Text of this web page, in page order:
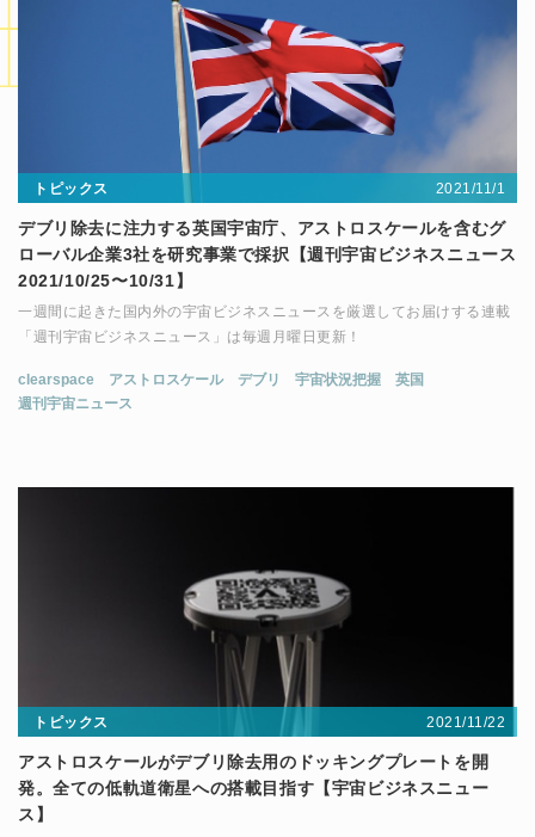
トピックス 2021/11/1
デブリ除去に注力する英国宇宙庁、アストロスケールを含むグ
ローバル企業3社を研究事業で採択【週刊宇宙ビジネスニュース
2021/10/25〜10/31】
一週間に起きた国内外の宇宙ビジネスニュースを厳選してお届けする連載
「週刊宇宙ビジネスニュース」は毎週月曜日更新！
clearspace アストロスケール デブリ 宇宙状況把握
英国
週刊宇宙ニュース
トピックス 2021/11/22
アストロスケールがデブリ除去用のドッキングプレートを開
発。全ての低軌道衛星への搭載目指す【宇宙ビジネスニュー
ス】